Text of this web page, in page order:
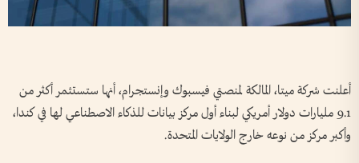
أعلنت شركة ميتا، المالكة لمنصتي فيسبوك وإنستجرام، أنها ستستثمر أكثر من
9.1 مليارات دولار أمريكي لبناء أول مركز بيانات للذكاء الاصطناعي لها في كندا،
وأكبر مركز من نوعه خارج الولايات المتحدة.